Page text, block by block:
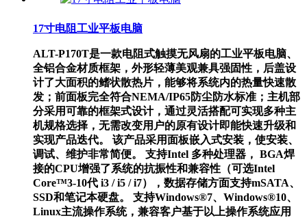
17寸电阻工业平板电脑
ALT-P170T是一款电阻式触摸无风扇的工业平板电脑、
全铝合金材质框架，外形轻薄美观兼具强固性，后盖设
计了大面积的鳍状散热片，能够将系统内的热量快速散
发；前面板完全符合NEMA/IP65防尘防水标准；主机部
分采用可靠的框架式设计，通过灵活搭配可实现多种主
机规格选择，无需改变用户的原有设计即能快速升级和
实现产品迭代。 该产品采用面板嵌入式安装，使安装、
调试、维护非常简便。 支持Intel 多种处理器， BGA焊
接的CPU增强了系统的抗振性和兼容性（可选Intel
Core™3-10代 i3 / i5 / i7），数据存储方面支持mSATA、
SSD和笔记本硬盘。 支持Windows®7、Windows®10、
Linux主流操作系统，兼容客户基于以上操作系统应用